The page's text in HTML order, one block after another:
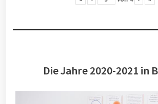
Die Jahre 2020-2021 in